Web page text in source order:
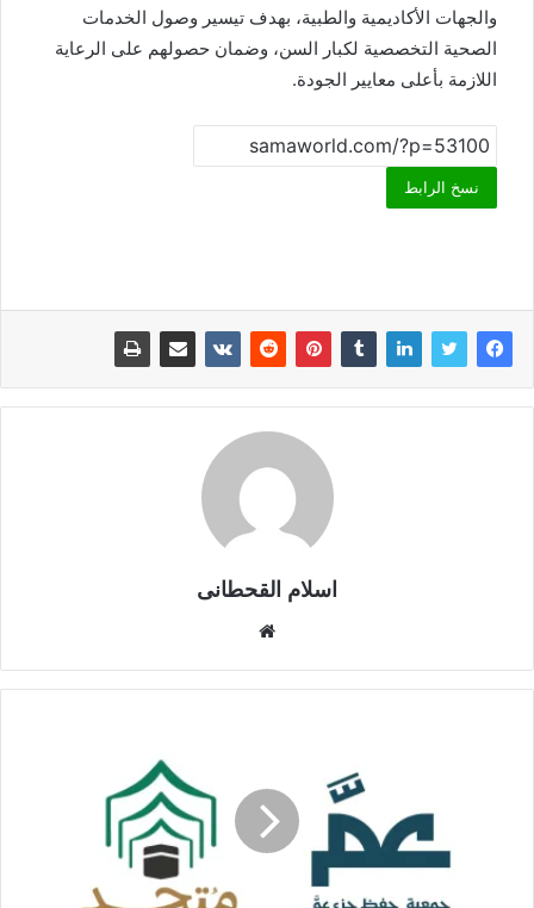
والجهات الأكاديمية والطبية، بهدف تيسير وصول الخدمات
الصحية التخصصية لكبار السن، وضمان حصولهم على الرعاية
اللازمة بأعلى معايير الجودة.
نسخ الرابط
اسلام القحطانى
ق